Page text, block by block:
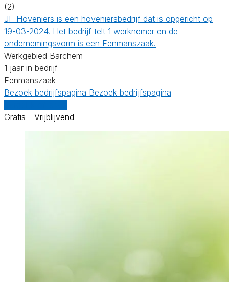
(2)
JF Hoveniers is een hoveniersbedrijf dat is opgericht op
19-03-2024. Het bedrijf telt 1 werknemer en de
ondernemingsvorm is een Eenmanszaak.
Werkgebied Barchem
1 jaar in bedrijf
Eenmanszaak
Bezoek bedrijfspagina Bezoek bedrijfspagina
Gratis - Vrijblijvend